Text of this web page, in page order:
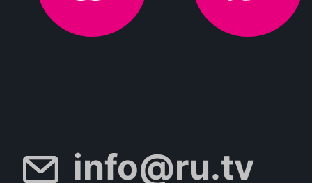
info@ru.tv